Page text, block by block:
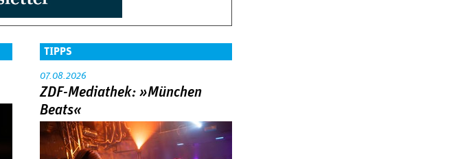
TIPPS
07.08.2026
ZDF-Mediathek: »München
Beats«